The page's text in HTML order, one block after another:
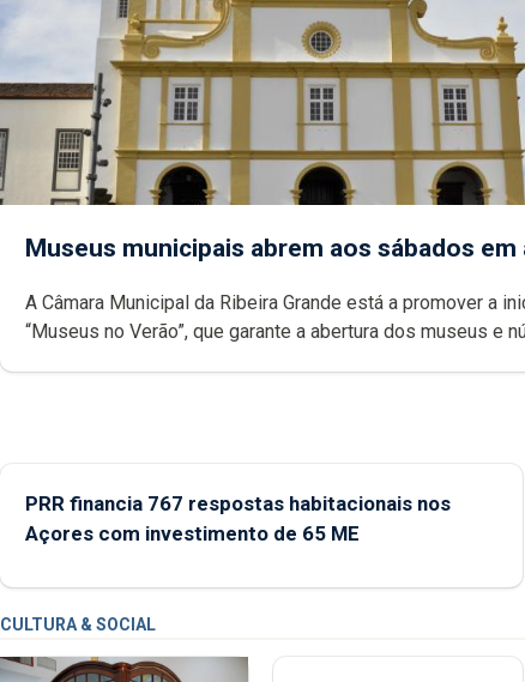
Museus municipais abrem aos sábados
A Câmara Municipal da Ribeira Grande está a promover a
“Museus no Verão”, que garante a abertura dos museus e
PRR financia 767 respostas habitacionais nos
Açores com investimento de 65 ME
CULTURA & SOCIAL